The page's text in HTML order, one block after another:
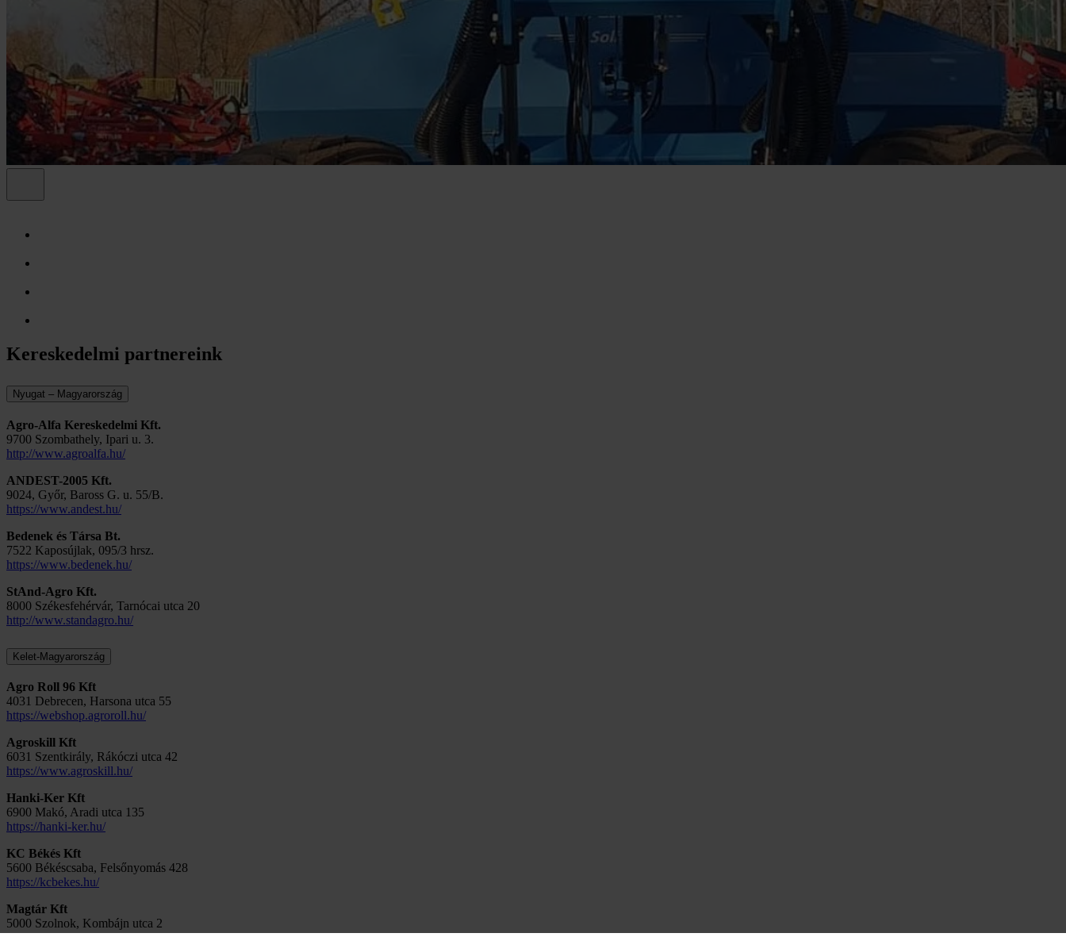
Kereskedelmi partnereink
Nyugat – Magyarország
Agro-Alfa Kereskedelmi Kft.
9700 Szombathely, Ipari u. 3.
http://www.agroalfa.hu/
ANDEST-2005 Kft.
9024, Győr, Baross G. u. 55/B.
https://www.andest.hu/
Bedenek és Társa Bt.
7522 Kaposújlak, 095/3 hrsz.
https://www.bedenek.hu/
StAnd-Agro Kft.
8000 Székesfehérvár, Tarnócai utca 20
​​​​​​​http://www.standagro.hu/
Kelet-Magyarország
Agro Roll 96 Kft
4031 Debrecen, Harsona utca 55
https://webshop.agroroll.hu/
Agroskill Kft
6031 Szentkirály, Rákóczi utca 42
https://www.agroskill.hu/
Hanki-Ker Kft
6900 Makó, Aradi utca 135
https://hanki-ker.hu/
KC Békés Kft
5600 Békéscsaba, Felsőnyomás 428
https://kcbekes.hu/
Magtár Kft
5000 Szolnok, Kombájn utca 2